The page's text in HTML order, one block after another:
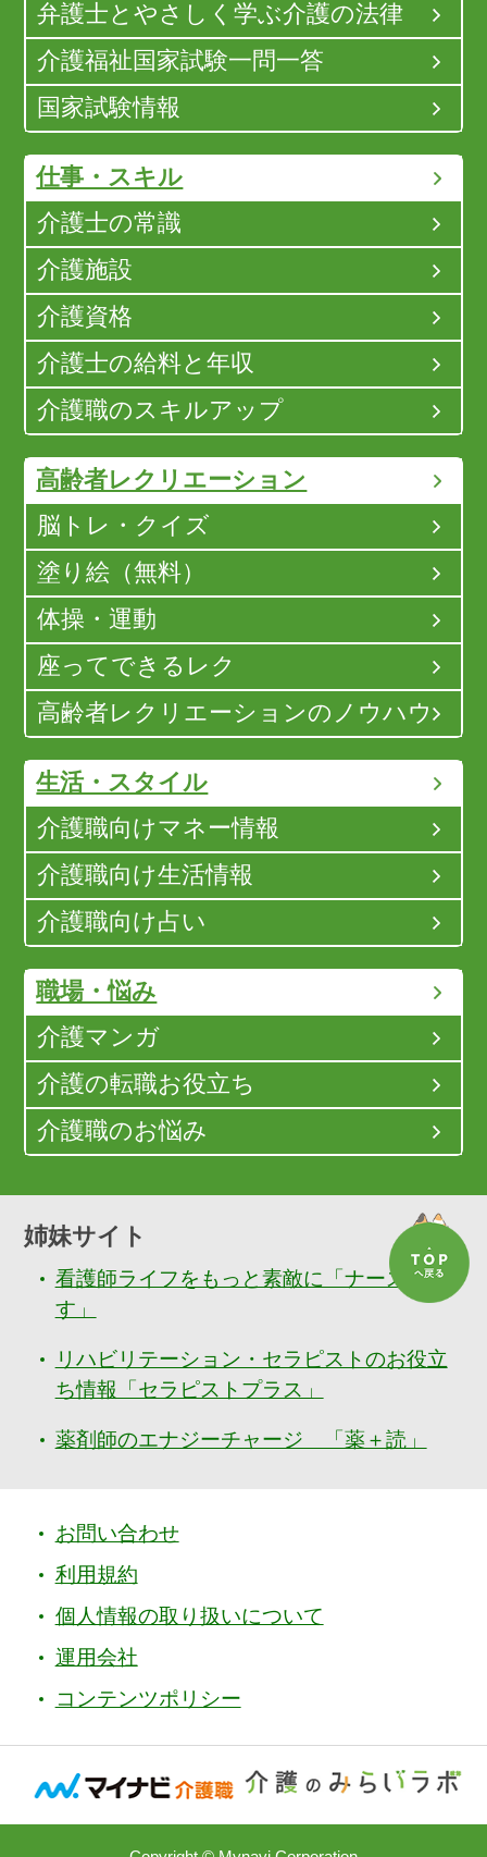
弁護士とやさしく学ぶ介護の法律
介護福祉国家試験一問一答
国家試験情報
仕事・スキル
介護士の常識
介護施設
介護資格
介護士の給料と年収
介護職のスキルアップ
高齢者レクリエーション
脳トレ・クイズ
塗り絵（無料）
体操・運動
座ってできるレク
高齢者レクリエーションのノウハウ
生活・スタイル
介護職向けマネー情報
介護職向け生活情報
介護職向け占い
職場・悩み
介護マンガ
介護の転職お役立ち
介護職のお悩み
姉妹サイト
看護師ライフをもっと素敵に「ナースぷら
す」
リハビリテーション・セラピストのお役立
ち情報「セラピストプラス」
薬剤師のエナジーチャージ 「薬＋読」
お問い合わせ
利用規約
個人情報の取り扱いについて
運用会社
コンテンツポリシー